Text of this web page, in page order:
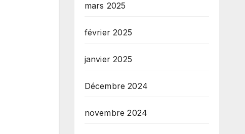
mars 2025
février 2025
janvier 2025
Décembre 2024
novembre 2024